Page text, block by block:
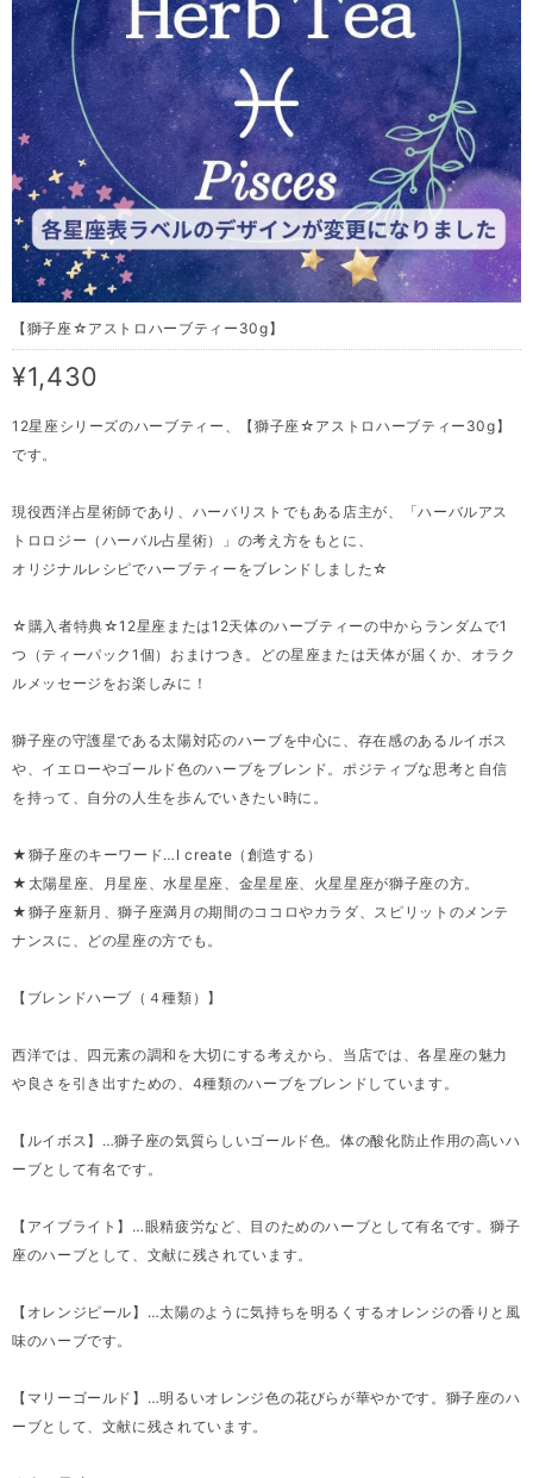
【獅子座☆アストロハーブティー30g】
¥1,430
12星座シリーズのハーブティー、【獅子座☆アストロハーブティー30g】
です。
現役西洋占星術師であり、ハーバリストでもある店主が、「ハーバルアス
トロロジー（ハーバル占星術）」の考え方をもとに、
オリジナルレシピでハーブティーをブレンドしました☆
☆購入者特典☆12星座または12天体のハーブティーの中からランダムで1
つ（ティーパック1個）おまけつき。どの星座または天体が届くか、オラク
ルメッセージをお楽しみに！
獅子座の守護星である太陽対応のハーブを中心に、存在感のあるルイボス
や、イエローやゴールド色のハーブをブレンド。ポジティブな思考と自信
を持って、自分の人生を歩んでいきたい時に。
★獅子座のキーワード…I create（創造する）
★太陽星座、月星座、水星星座、金星星座、火星星座が獅子座の方。
★獅子座新月、獅子座満月の期間のココロやカラダ、スピリットのメンテ
ナンスに、どの星座の方でも。
【ブレンドハーブ（４種類）】
西洋では、四元素の調和を大切にする考えから、当店では、各星座の魅力
や良さを引き出すための、4種類のハーブをブレンドしています。
【ルイボス】…獅子座の気質らしいゴールド色。体の酸化防止作用の高いハ
ーブとして有名です。
【アイブライト】…眼精疲労など、目のためのハーブとして有名です。獅子
座のハーブとして、文献に残されています。
【オレンジピール】…太陽のように気持ちを明るくするオレンジの香りと風
味のハーブです。
【マリーゴールド】…明るいオレンジ色の花びらが華やかです。獅子座のハ
ーブとして、文献に残されています。